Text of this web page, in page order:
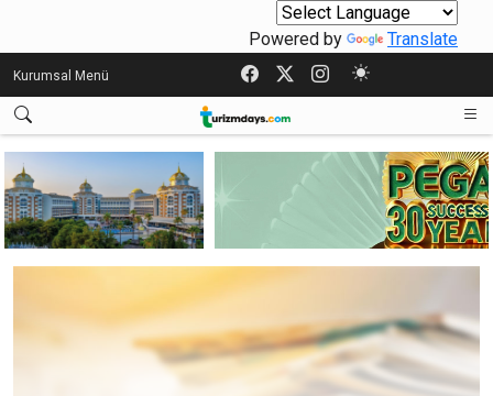
Powered by Translate
Kurumsal Menü